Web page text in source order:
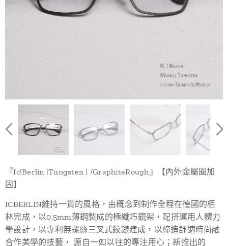
『Ic!Berlin |Tungsten | /GraphiteRough』【內外金屬圈加
固】
ICBERLIN維持一貫的風格，由概念到制作全程在德國的栢
林完成，以0.5mm薄鋼製成的極纖巧鏡架，配搭運用人體力
學設計，以專利無螺絲三叉式鉸鏈建成，以締造舒適時尚融
合作美學的技藝， 源自一如以往的專注用心；新推出的